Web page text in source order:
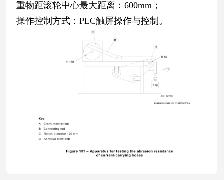
重物距滚轮中心最大距离：600mm；
操作控制方式：PLC触屏操作与控制。